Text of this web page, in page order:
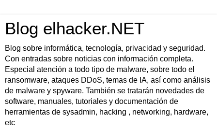
Blog elhacker.NET
Blog sobre informática, tecnología, privacidad y seguridad.
Con entradas sobre noticias con información completa.
Especial atención a todo tipo de malware, sobre todo el
ransomware, ataques DDoS, temas de IA, así como análisis
de malware y spyware. También se tratarán novedades de
software, manuales, tutoriales y documentación de
herramientas de sysadmin, hacking , networking, hardware,
etc